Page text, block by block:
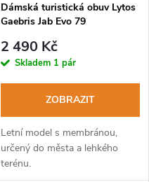
Dámská turistická obuv Lytos
Gaebris Jab Evo 79
2 490 Kč
Skladem 1 pár
ZOBRAZIT
Letní model s membránou,
určený do města a lehkého
terénu.